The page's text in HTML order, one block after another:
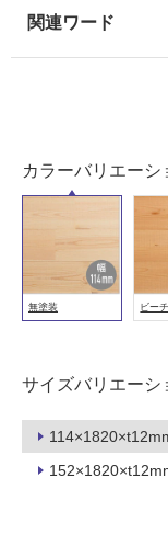
カラーバリエーシ
無塗装 ビー
サイズバリエーシ
壁・
屋
室
壁
使
用
可
可
(寒
冷